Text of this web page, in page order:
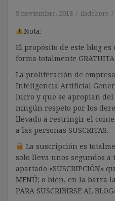
9 noviembre, 2018 ibdehere
Nota:
El propósito de este blog
forma totalmente GRATUITA.
La proliferación de
Inteligencia Artificial
lucro y que se apropian
ningún respeto por los
llevado a restringir el
a las personas SUSCRITAS.
La suscripción es
solo lleva unos segundos
apartado «SUSCRIPCIÓN»
MENÚ; o bien, en la barra
PARA SUSCRIBIRSE AL